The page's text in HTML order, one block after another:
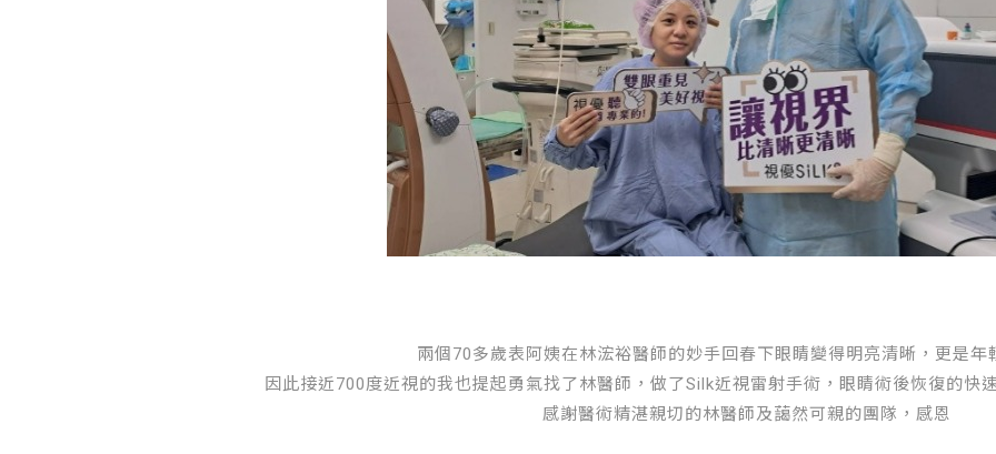
兩個70多歲表阿姨在林浤裕醫師的妙手回春下眼睛變得明亮清晰，更是年
因此接近700度近視的我也提起勇氣找了林醫師，做了Silk近視雷射手術，眼睛術後恢復的快
感謝醫術精湛親切的林醫師及藹然可親的團隊，感恩